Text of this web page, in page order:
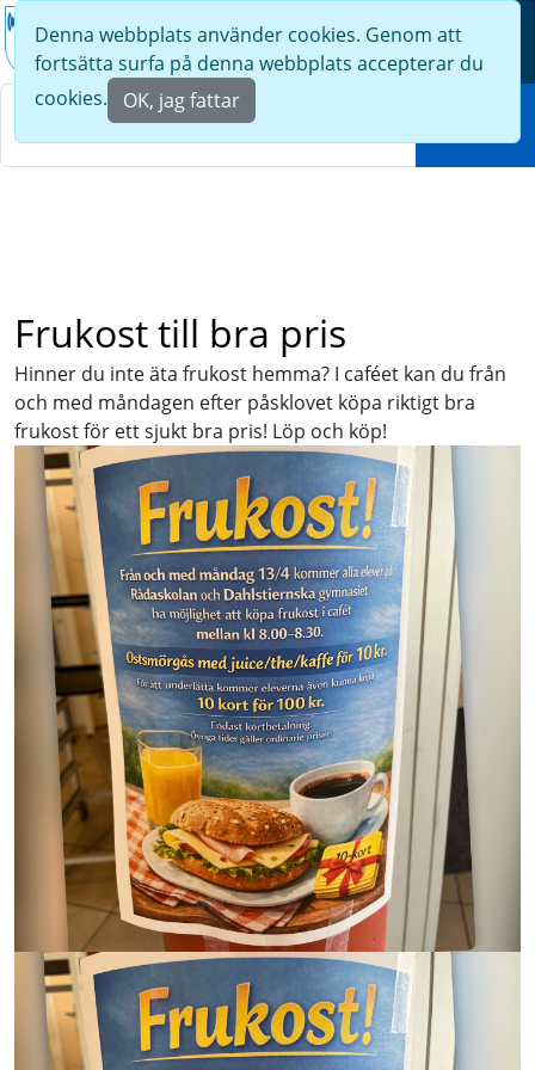
Denna webbplats använder cookies. Genom att
fortsätta surfa på denna webbplats accepterar du
cookies.
OK, jag fattar
Meny
Frukost till bra pris
Hinner du inte äta frukost hemma? I caféet kan du från
och med måndagen efter påsklovet köpa riktigt bra
frukost för ett sjukt bra pris! Löp och köp!